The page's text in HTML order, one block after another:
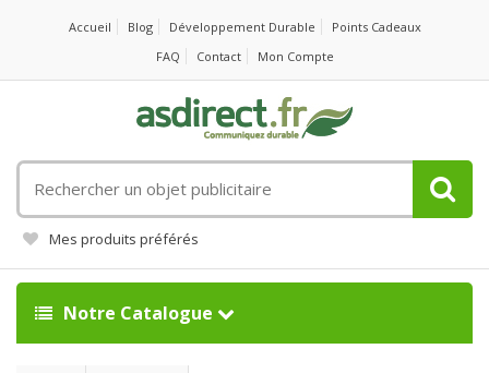
Accueil Blog Développement Durable
Points Cadeaux
FAQ
Contact Mon Compte
un
objet
publicitaire
Mes produits préférés
Notre Catalogue